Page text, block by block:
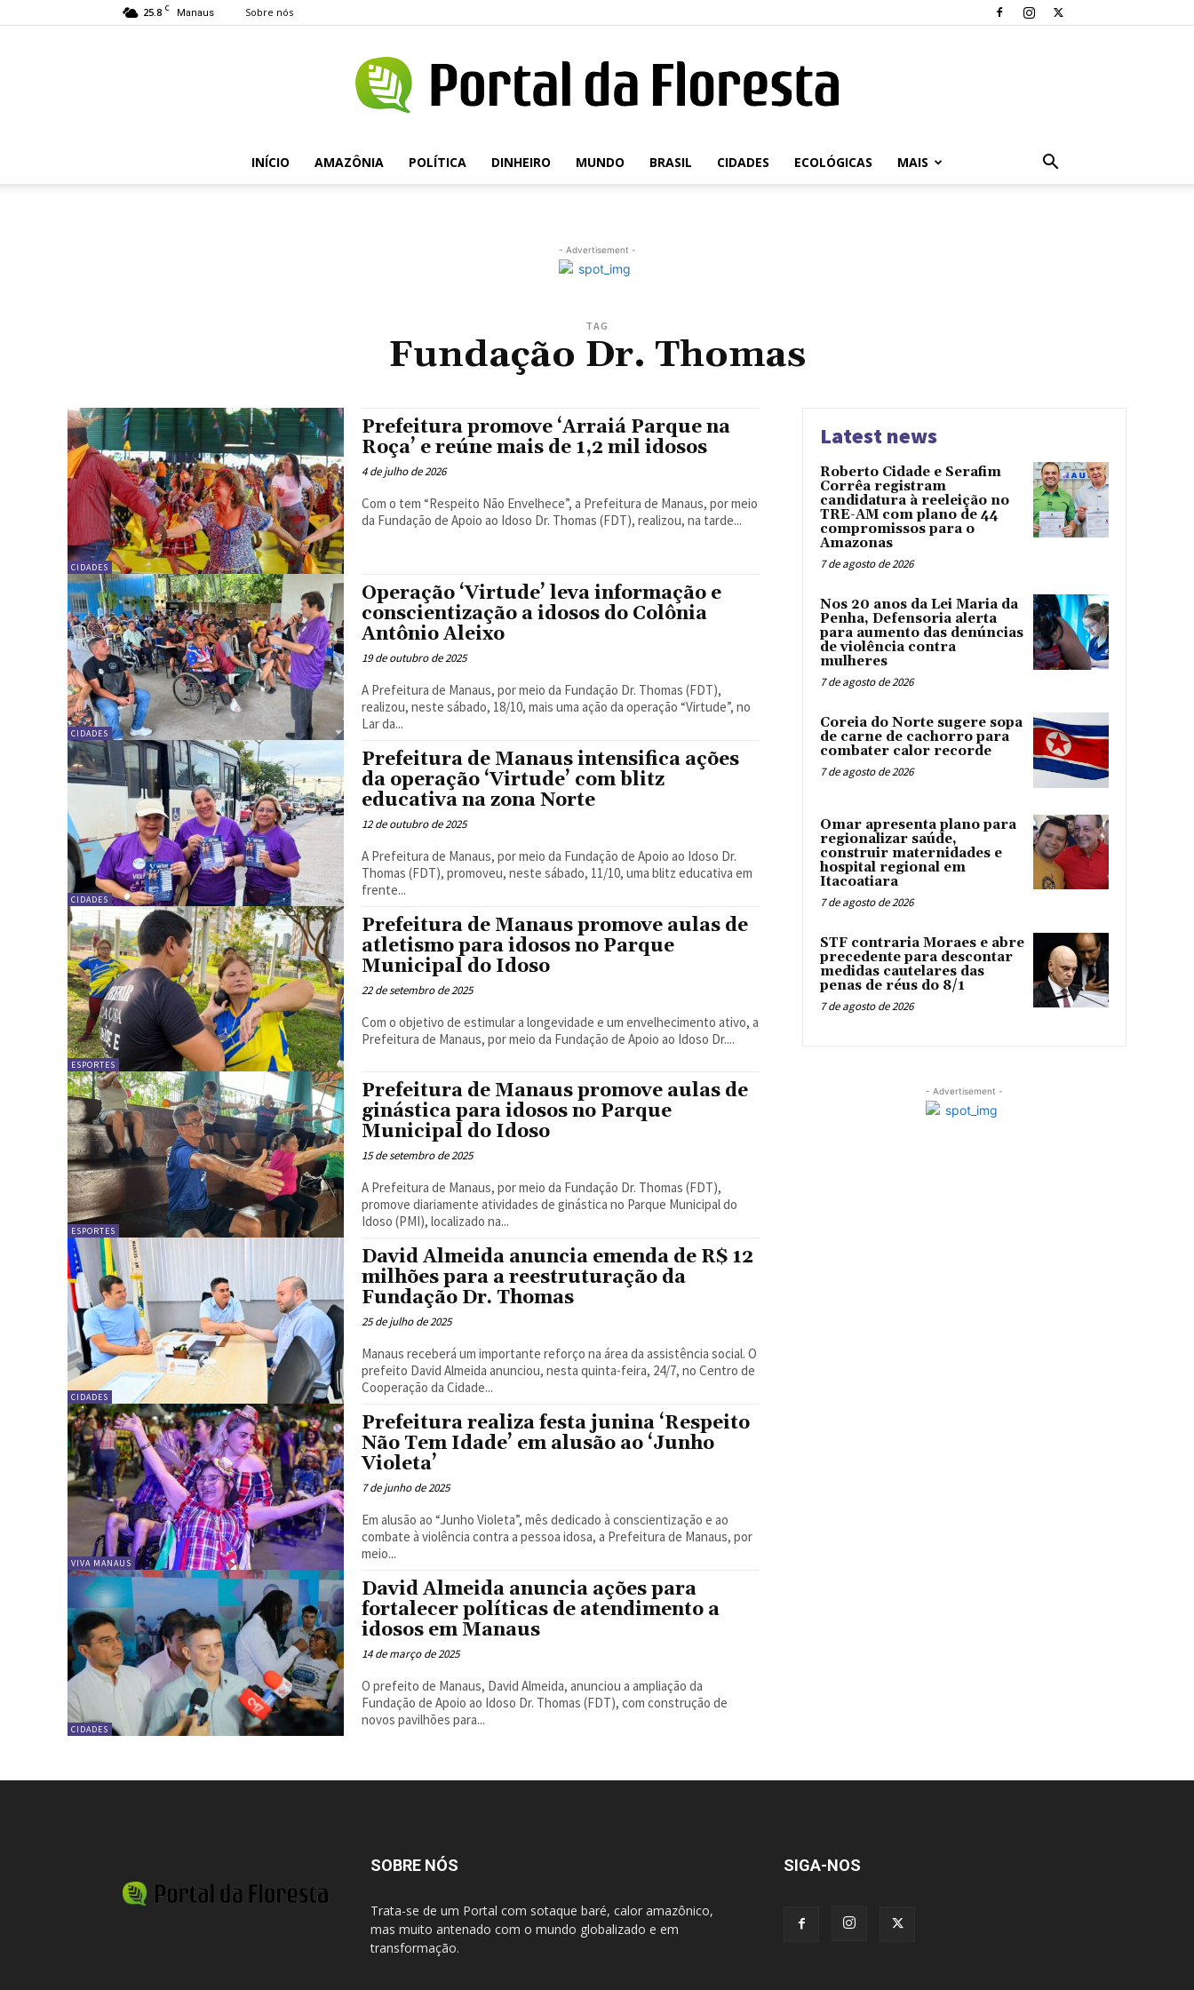
25.8 C Manaus Sobre nós
Portal
INÍCIO AMAZÔNIA POLÍTICA DINHEIRO MUNDO BRASIL CIDADES ECOLÓGICAS MAIS
- Advertisement -
TAG
Fundação Dr. Thomas
CIDADES
Prefeitura promove ‘Arraiá Parque na
Roça’ e reúne mais de 1,2 mil idosos
4 de julho de 2026
Com o tem “Respeito Não Envelhece”, a Prefeitura de Manaus, por meio
da Fundação de Apoio ao Idoso Dr. Thomas (FDT), realizou, na tarde...
CIDADES
Operação ‘Virtude’ leva informação e
conscientização a idosos do Colônia
Antônio Aleixo
19 de outubro de 2025
A Prefeitura de Manaus, por meio da Fundação Dr. Thomas (FDT),
realizou, neste sábado, 18/10, mais uma ação da operação “Virtude”, no
Lar da...
CIDADES
Prefeitura de Manaus intensifica ações
da operação ‘Virtude’ com blitz
educativa na zona Norte
12 de outubro de 2025
A Prefeitura de Manaus, por meio da Fundação de Apoio ao Idoso Dr.
Thomas (FDT), promoveu, neste sábado, 11/10, uma blitz educativa em
frente...
ESPORTES
Prefeitura de Manaus promove aulas de
atletismo para idosos no Parque
Municipal do Idoso
22 de setembro de 2025
Com o objetivo de estimular a longevidade e um envelhecimento ativo, a
Prefeitura de Manaus, por meio da Fundação de Apoio ao Idoso Dr....
ESPORTES
Prefeitura de Manaus promove aulas de
ginástica para idosos no Parque
Municipal do Idoso
15 de setembro de 2025
A Prefeitura de Manaus, por meio da Fundação Dr. Thomas (FDT),
promove diariamente atividades de ginástica no Parque Municipal do
Idoso (PMI), localizado na...
CIDADES
David Almeida anuncia emenda de R$ 12
milhões para a reestruturação da
Fundação Dr. Thomas
25 de julho de 2025
Manaus receberá um importante reforço na área da assistência social. O
prefeito David Almeida anunciou, nesta quinta-feira, 24/7, no Centro de
Cooperação da Cidade...
VIVA MANAUS
Prefeitura realiza festa junina ‘Respeito
Não Tem Idade’ em alusão ao ‘Junho
Violeta’
7 de junho de 2025
Em alusão ao “Junho Violeta”, mês dedicado à conscientização e ao
combate à violência contra a pessoa idosa, a Prefeitura de Manaus, por
meio...
CIDADES
David Almeida anuncia ações para
fortalecer políticas de atendimento a
idosos em Manaus
14 de março de 2025
O prefeito de Manaus, David Almeida, anunciou a ampliação da
Fundação de Apoio ao Idoso Dr. Thomas (FDT), com construção de
novos pavilhões para...
Latest news
Roberto Cidade e Serafim
Corrêa registram
candidatura à reeleição no
TRE-AM com plano de 44
compromissos para o
Amazonas
7 de agosto de 2026
Nos 20 anos da Lei Maria da
Penha, Defensoria alerta
para aumento das denúncias
de violência contra
mulheres
7 de agosto de 2026
Coreia do Norte sugere sopa
de carne de cachorro para
combater calor recorde
7 de agosto de 2026
Omar apresenta plano para
regionalizar saúde,
construir maternidades e
hospital regional em
Itacoatiara
7 de agosto de 2026
STF contraria Moraes e abre
precedente para descontar
medidas cautelares das
penas de réus do 8/1
7 de agosto de 2026
- Advertisement -
SOBRE NÓS
Trata-se de um Portal com sotaque baré, calor amazônico,
mas muito antenado com o mundo globalizado e em
transformação.
SIGA-NOS